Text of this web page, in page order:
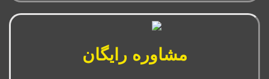
مشاوره رایگان